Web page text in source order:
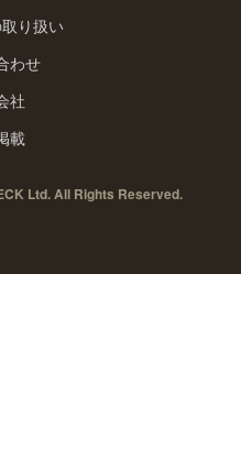
り扱い
わせ
社
載
Ltd. All Rights Reserved.